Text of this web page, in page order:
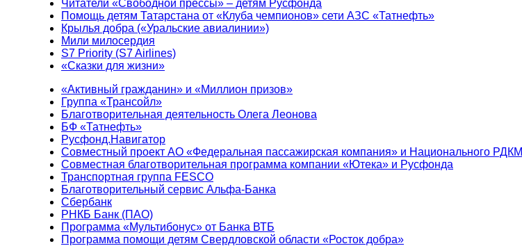
Читатели «Свободной прессы» – детям Русфонда
Помощь детям Татарстана от «Клуба чемпионов» сети АЗС «Татнефть»
Крылья добра («Уральские авиалинии»)
Мили милосердия
S7 Priority (S7 Airlines)
«Сказки для жизни»
«Активный гражданин» и «Миллион призов»
Группа «Трансойл»
Благотворительная деятельность Олега Леонова
БФ «Татнефть»
Русфонд.Навигатор
Совместный проект АО «Федеральная пассажирская компания» и Национального РДКМ
Совместная благотворительная программа компании «Ютека» и Русфонда
Транспортная группа FESCO
Благотворительный сервис Альфа-Банка
Сбербанк
РНКБ Банк (ПАО)
Программа «Мультибонус» от Банка ВТБ
Программа помощи детям Свердловской области «Росток добра»